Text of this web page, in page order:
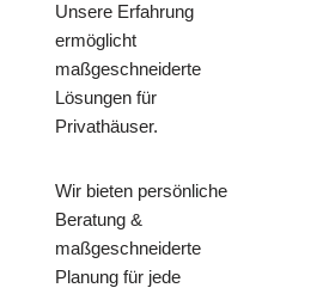
Unsere Erfahrung
ermöglicht
maßgeschneiderte
Lösungen für
Privathäuser.
Wir bieten persönliche
Beratung &
maßgeschneiderte
Planung für jede